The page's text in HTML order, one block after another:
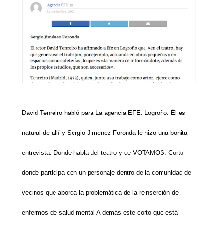
David Tenreiro habló para La agencia EFE. Logroño. Él es
natural de allí y Sergio Jimenez Foronda le hizo una bonita
entrevista. Donde habla del teatro y de VOTAMOS. Corto
donde participa con un personaje dentro de la comunidad de
vecinos que aborda la problemática de la reinserción de
enfermos de salud mental A demás este corto que está